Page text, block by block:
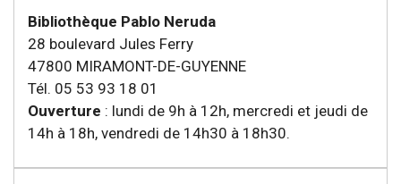
Bibliothèque Pablo Neruda
28 boulevard Jules Ferry
47800 MIRAMONT-DE-GUYENNE
Tél. 05 53 93 18 01
Ouverture : lundi de 9h à 12h, mercredi et jeudi de
14h à 18h, vendredi de 14h30 à 18h30.